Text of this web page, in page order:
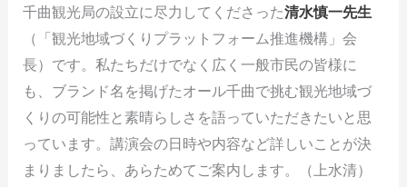
千曲観光局の設立に尽力してくださった清水慎一先生
（「観光地域づくりプラットフォーム推進機構」会
長）です。私たちだけでなく広く一般市民の皆様に
も、ブランド名を掲げたオール千曲で挑む観光地域づ
くりの可能性と素晴らしさを語っていただきたいと思
っています。講演会の日時や内容など詳しいことが決
まりましたら、あらためてご案内します。（上水清）